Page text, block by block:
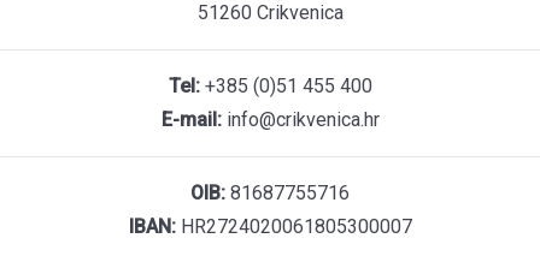
51260 Crikvenica
Tel:+385 (0)51 455 400
E-mail:info@crikvenica.hr
OIB: 81687755716
IBAN:HR2724020061805300007